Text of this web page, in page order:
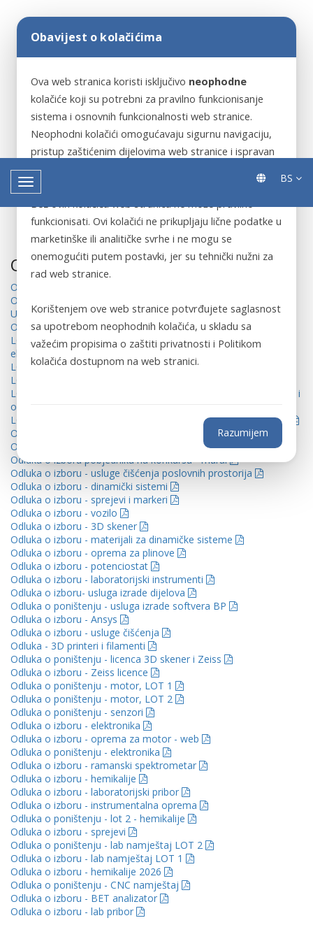
Obavijest o kolačićima
Ova web stranica koristi isključivo neophodne
kolačiće koji su potrebni za pravilno funkcionisanje
sistema i osnovnih funkcionalnosti web stranice.
Neophodni kolačići omogućavaju sigurnu navigaciju,
pristup zaštićenim dijelovima web stranice i ispravan
rad ključnih servisa.
Bez ovih kolačića web stranica ne može pravilno
funkcionisati. Ovi kolačići ne prikupljaju lične podatke u
marketinške ili analitičke svrhe i ne mogu se
onemogućiti putem postavki, jer su tehnički nužni za
rad web stranice.
Korištenjem ove web stranice potvrđujete saglasnost
sa upotrebom neophodnih kolačića, u skladu sa
važećim propisima o zaštiti privatnosti i Politikom
kolačića dostupnom na web stranici.
Razumijem
BS
Odluke
Odluka o izboru 3d skenera
Odluka o pokretanju 3D skener
Ugovor- 3d skener
Odluka o poništenju - usluga konsultovanja i savjetovanja
LOT 1 - Instrumenti, pribor i potrošni materijal za
elektrohemijska mjerenja
LOT 2 - Hemikalije
LOT 4 - Oprema i ketridži za prečišćavanje gasova
LOT 9 - Swagelok cijevi, fleksibilna crijeva, pripadajući konektor i
oprema ili ekvivalent
LOT 11 - Prese i odgovarajući dodaci za pripremu presovanja
Odluka o izboru - računarska oprema
Odluka_o_izboru_-_kancelarijski_namještaj
Odluka o izboru pobjedniku na konkursu - mural
Odluka o izboru - usluge čišćenja poslovnih prostorija
Odluka o izboru - dinamički sistemi
Odluka o izboru - sprejevi i markeri
Odluka o izboru - vozilo
Odluka o izboru - 3D skener
Odluka o izboru - materijali za dinamičke sisteme
Odluka o izboru - oprema za plinove
Odluka o izboru - potenciostat
Odluka o izboru - laboratorijski instrumenti
Odluka o izboru- usluga izrade dijelova
Odluka o poništenju - usluga izrade softvera BP
Odluka o izboru - Ansys
Odluka o izboru - usluge čišćenja
Odluka - 3D printeri i filamenti
Odluka o poništenju - licenca 3D skener i Zeiss
Odluka o izboru - Zeiss licence
Odluka o poništenju - motor, LOT 1
Odluka o poništenju - motor, LOT 2
Odluka o poništenju - senzori
Odluka o izboru - elektronika
Odluka o izboru - oprema za motor - web
Odluka o poništenju - elektronika
Odluka o izboru - ramanski spektrometar
Odluka o izboru - hemikalije
Odluka o izboru - laboratorijski pribor
Odluka o izboru - instrumentalna oprema
Odluka o poništenju - lot 2 - hemikalije
Odluka o izboru - sprejevi
Odluka o poništenju - lab namještaj LOT 2
Odluka o izboru - lab namještaj LOT 1
Odluka o izboru - hemikalije 2026
Odluka o poništenju - CNC namještaj
Odluka o izboru - BET analizator
Odluka o izboru - lab pribor